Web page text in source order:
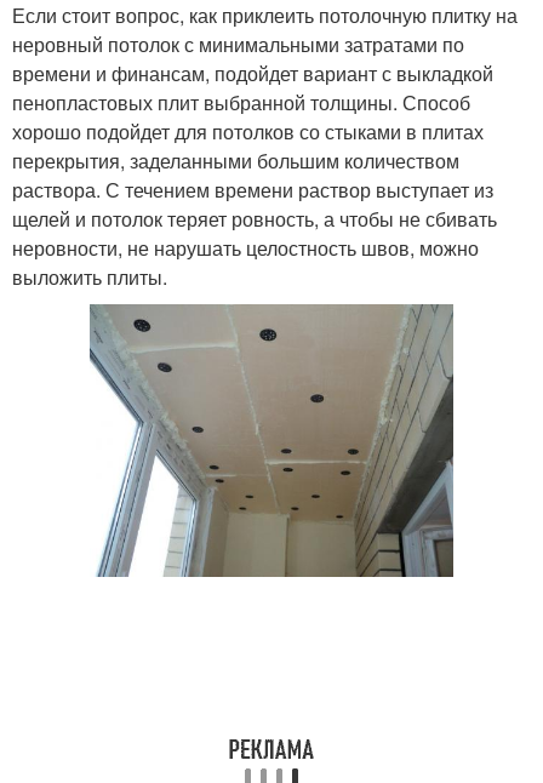
Если стоит вопрос, как приклеить потолочную плитку на
неровный потолок с минимальными затратами по
времени и финансам, подойдет вариант с выкладкой
пенопластовых плит выбранной толщины. Способ
хорошо подойдет для потолков со стыками в плитах
перекрытия, заделанными большим количеством
раствора. С течением времени раствор выступает из
щелей и потолок теряет ровность, а чтобы не сбивать
неровности, не нарушать целостность швов, можно
выложить плиты.